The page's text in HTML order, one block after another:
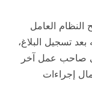
النظام العامل
تسجيل البلاغ،
صاحب عمل آخر
إجراءات